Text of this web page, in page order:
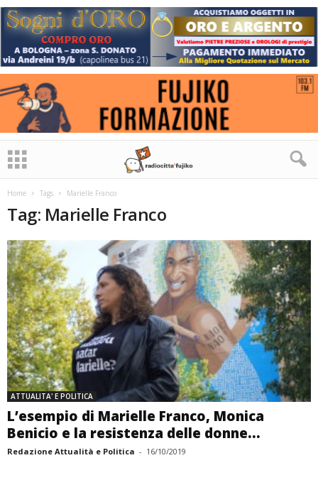
Home Tags Marielle Franco
Tag: Marielle Franco
ATTUALITA' E POLITICA
L’esempio di Marielle Franco, Monica
Benicio e la resistenza delle donne...
Redazione Attualità e Politica - 16/10/2019